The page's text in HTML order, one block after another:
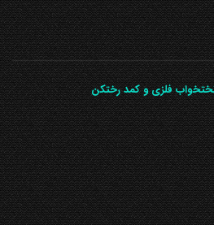
فلزی و کمد رختکن